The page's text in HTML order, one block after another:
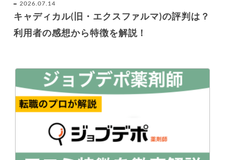
2026.07.14
キャディカル(旧・エクスファルマ)の評判は？
利用者の感想から特徴を解説！